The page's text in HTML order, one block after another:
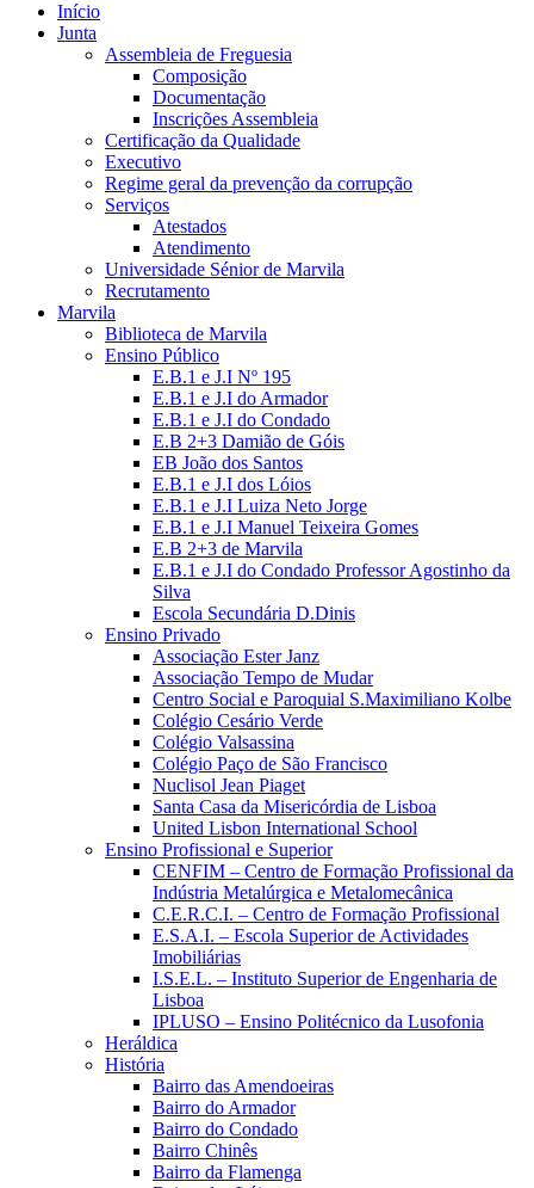
Início
Junta
Assembleia de Freguesia
Composição
Documentação
Inscrições Assembleia
Certificação da Qualidade
Executivo
Regime geral da prevenção da corrupção
Serviços
Atestados
Atendimento
Universidade Sénior de Marvila
Recrutamento
Marvila
Biblioteca de Marvila
Ensino Público
E.B.1 e J.I Nº 195
E.B.1 e J.I do Armador
E.B.1 e J.I do Condado
E.B 2+3 Damião de Góis
EB João dos Santos
E.B.1 e J.I dos Lóios
E.B.1 e J.I Luiza Neto Jorge
E.B.1 e J.I Manuel Teixeira Gomes
E.B 2+3 de Marvila
E.B.1 e J.I do Condado Professor Agostinho da
Silva
Escola Secundária D.Dinis
Ensino Privado
Associação Ester Janz
Associação Tempo de Mudar
Centro Social e Paroquial S.Maximiliano Kolbe
Colégio Cesário Verde
Colégio Valsassina
Colégio Paço de São Francisco
Nuclisol Jean Piaget
Santa Casa da Misericórdia de Lisboa
United Lisbon International School
Ensino Profissional e Superior
CENFIM – Centro de Formação Profissional da
Indústria Metalúrgica e Metalomecânica
C.E.R.C.I. – Centro de Formação Profissional
E.S.A.I. – Escola Superior de Actividades
Imobiliárias
I.S.E.L. – Instituto Superior de Engenharia de
Lisboa
IPLUSO – Ensino Politécnico da Lusofonia
Heráldica
História
Bairro das Amendoeiras
Bairro do Armador
Bairro do Condado
Bairro Chinês
Bairro da Flamenga